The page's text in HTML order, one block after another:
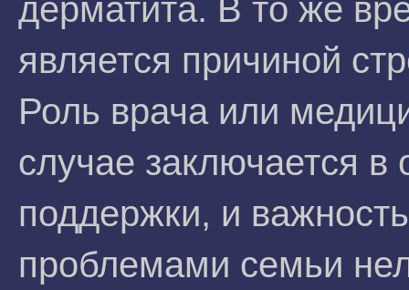
дерматита. В то же
является причиной
Роль врача или
случае заключается
поддержки, и
проблемами семьи